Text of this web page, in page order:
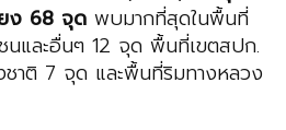
ง 68 จุด พบมากที่สุดในพื้นที่
และอื่นๆ 12 จุด พื้นที่เขตสปก.
าติ 7 จุด และพื้นที่ริมทางหลวง